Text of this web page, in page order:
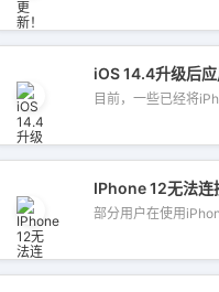
14.3以下的iPhone可以越狱
iOS 14.4升级后应
目前，一些已经将
？
...
IPhone 12无法
部分用户在使用